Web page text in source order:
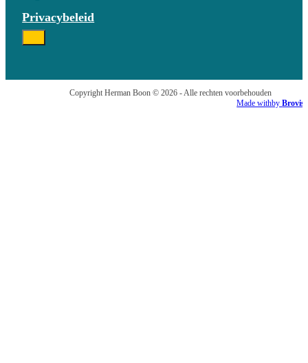
Privacybeleid
Copyright Herman Boon © 2026 - Alle rechten voorbehouden
Made withby